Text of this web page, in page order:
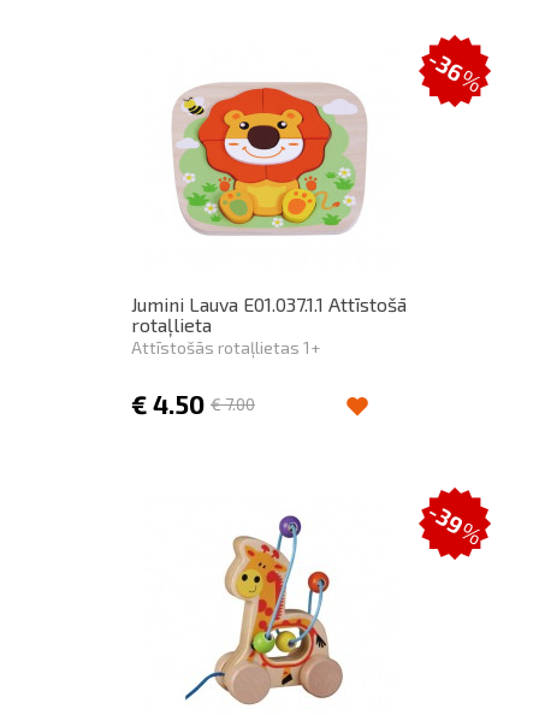
Jumini Lauva E01.037.1.1 Attīstošā
rotaļlieta
Attīstošās rotaļlietas 1+
€ 4.50 €7.00
-36%
-39%